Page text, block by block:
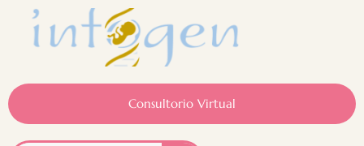
Consultorio Virtual